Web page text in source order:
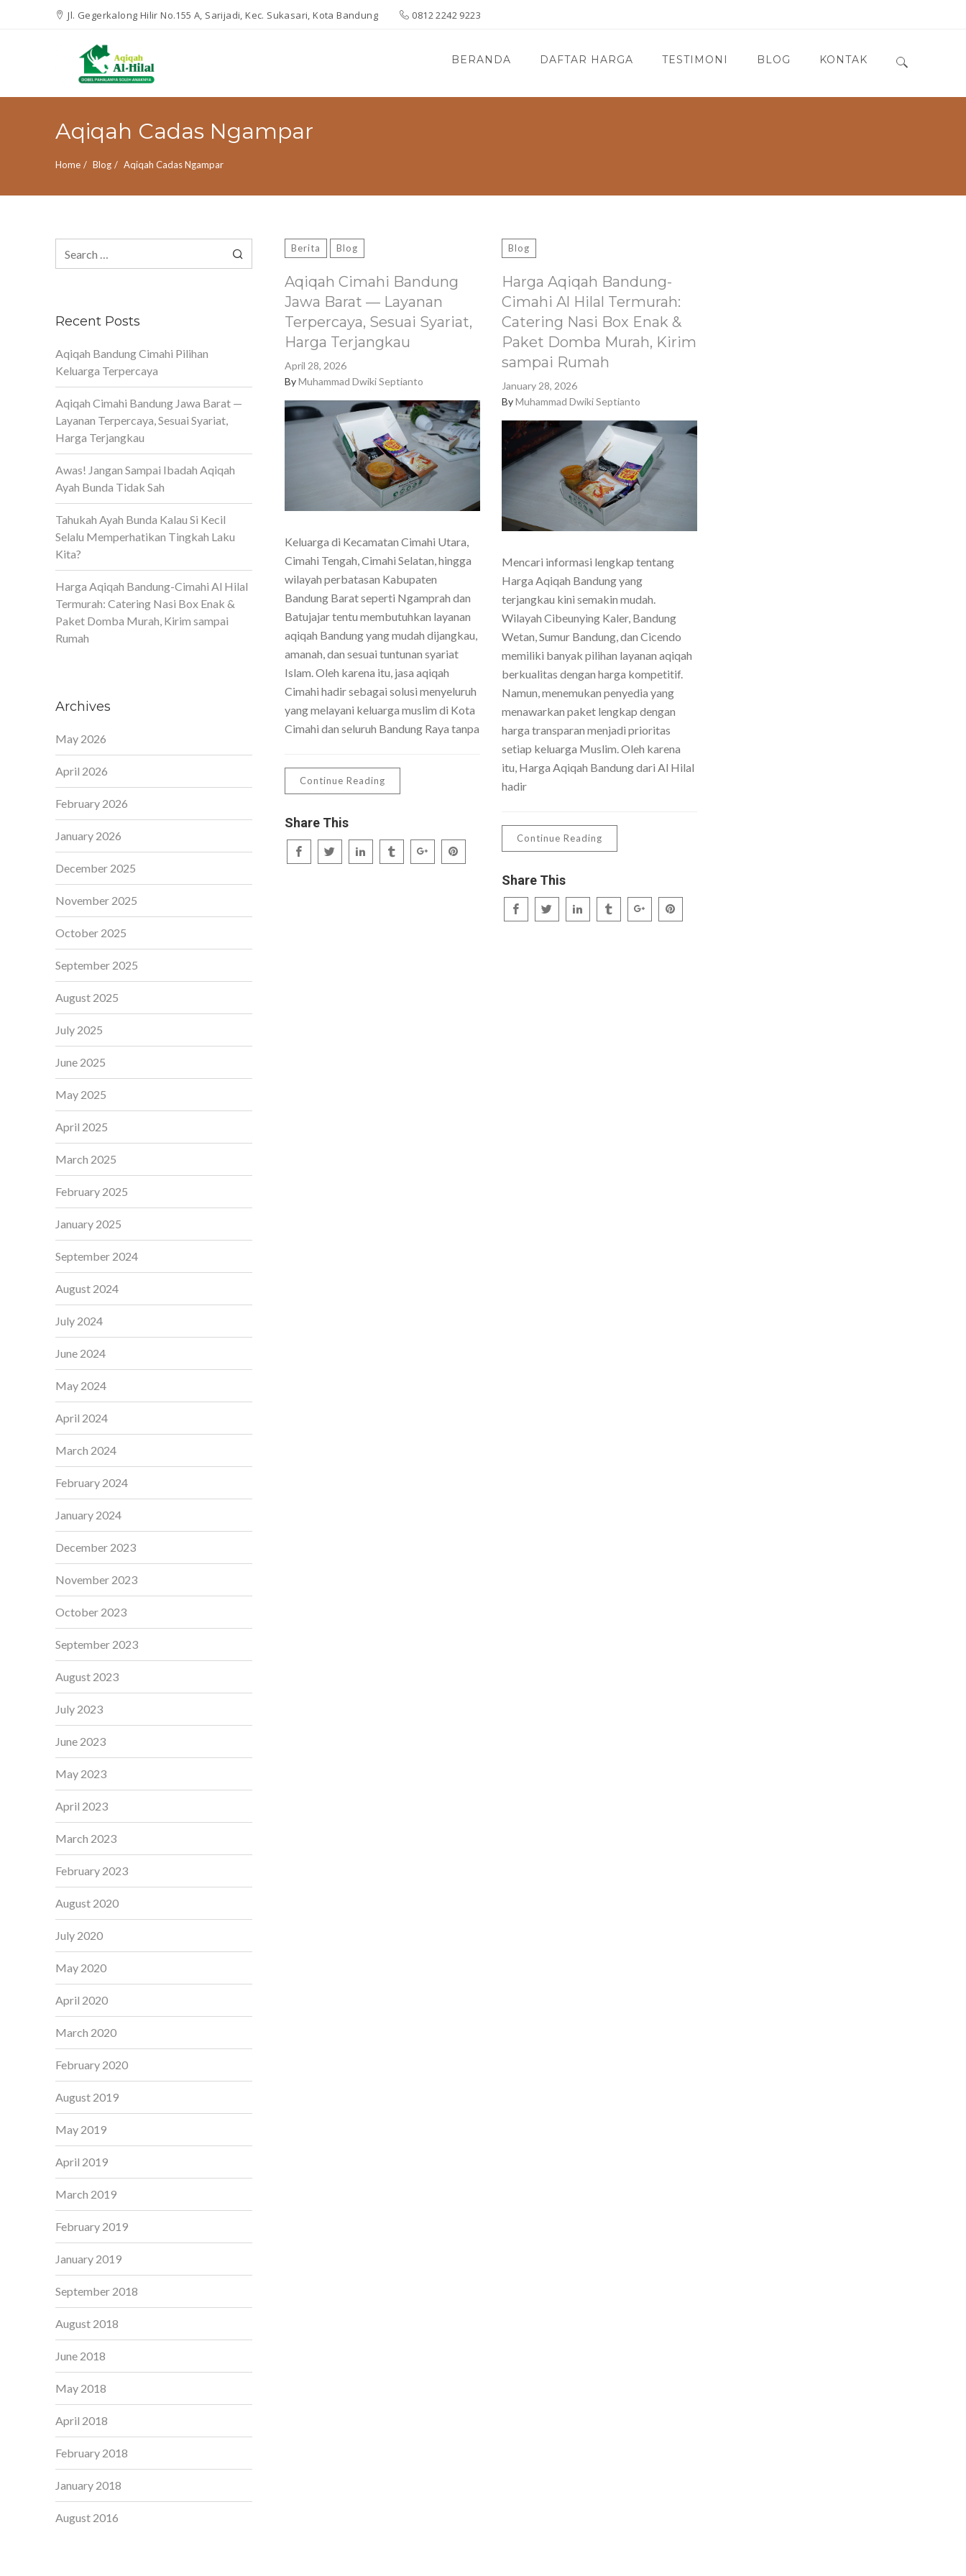
Jl. Gegerkalong Hilir No.155 A, Sarijadi, Kec. Sukasari, Kota Bandung 0812 2242 9223
BERANDA DAFTAR HARGA TESTIMONI BLOG KONTAK
Aqiqah Cadas Ngampar
Home Blog Aqiqah Cadas Ngampar
Berita Blog
Aqiqah Cimahi Bandung
Jawa Barat — Layanan
Terpercaya, Sesuai Syariat,
Harga Terjangkau
April 28, 2026
ByMuhammad Dwiki Septianto
Keluarga di Kecamatan Cimahi Utara,
Cimahi Tengah, Cimahi Selatan, hingga
wilayah perbatasan Kabupaten
Bandung Barat seperti Ngamprah dan
Batujajar tentu membutuhkan layanan
aqiqah Bandung yang mudah dijangkau,
amanah, dan sesuai tuntunan syariat
Islam. Oleh karena itu, jasa aqiqah
Cimahi hadir sebagai solusi menyeluruh
yang melayani keluarga muslim di Kota
Cimahi dan seluruh Bandung Raya tanpa
Continue Reading
Share This
Blog
Harga Aqiqah Bandung-
Cimahi Al Hilal Termurah:
Catering Nasi Box Enak &
Paket Domba Murah, Kirim
sampai Rumah
January 28, 2026
ByMuhammad Dwiki Septianto
Mencari informasi lengkap tentang
Harga Aqiqah Bandung yang
terjangkau kini semakin mudah.
Wilayah Cibeunying Kaler, Bandung
Wetan, Sumur Bandung, dan Cicendo
memiliki banyak pilihan layanan aqiqah
berkualitas dengan harga kompetitif.
Namun, menemukan penyedia yang
menawarkan paket lengkap dengan
harga transparan menjadi prioritas
setiap keluarga Muslim. Oleh karena
itu, Harga Aqiqah Bandung dari Al Hilal
hadir
Continue Reading
Share This
for:
Recent Posts
Aqiqah Bandung Cimahi Pilihan
Keluarga Terpercaya
Aqiqah Cimahi Bandung Jawa Barat —
Layanan Terpercaya, Sesuai Syariat,
Harga Terjangkau
Awas! Jangan Sampai Ibadah Aqiqah
Ayah Bunda Tidak Sah
Tahukah Ayah Bunda Kalau Si Kecil
Selalu Memperhatikan Tingkah Laku
Kita?
Harga Aqiqah Bandung-Cimahi Al Hilal
Termurah: Catering Nasi Box Enak &
Paket Domba Murah, Kirim sampai
Rumah
Archives
May 2026
April 2026
February 2026
January 2026
December 2025
November 2025
October 2025
September 2025
August 2025
July 2025
June 2025
May 2025
April 2025
March 2025
February 2025
January 2025
September 2024
August 2024
July 2024
June 2024
May 2024
April 2024
March 2024
February 2024
January 2024
December 2023
November 2023
October 2023
September 2023
August 2023
July 2023
June 2023
May 2023
April 2023
March 2023
February 2023
August 2020
July 2020
May 2020
April 2020
March 2020
February 2020
August 2019
May 2019
April 2019
March 2019
February 2019
January 2019
September 2018
August 2018
June 2018
May 2018
April 2018
February 2018
January 2018
August 2016